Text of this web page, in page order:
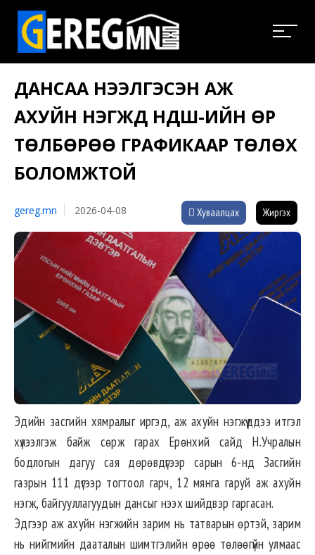
ДАНСАА НЭЭЛГЭСЭН АЖ
АХУЙН НЭГЖҮҮД НДШ-ИЙН ӨР
ТӨЛБӨРӨӨ ГРАФИКААР ТӨЛӨХ
БОЛОМЖТОЙ
gereg.mn 2026-04-08 Хуваалцах Жиргэх
Эдийн засгийн хямралыг иргэд, аж ахуйн нэгжүүддээ итгэл
хүлээлгэж байж сөрж гарах Ерөнхий сайд Н.Учралын
бодлогын дагуу сая дөрөвдүгээр сарын 6-нд Засгийн
газрын 111 дүгээр тогтоол гарч, 12 мянга гаруй аж ахуйн
нэгж, байгууллагуудын дансыг нээх шийдвэр гаргасан.
Эдгээр аж ахуйн нэгжийн зарим нь татварын өртэй, зарим
нь нийгмийн дааталын шимтгэлийн өрөө төлөөгүйн улмаас